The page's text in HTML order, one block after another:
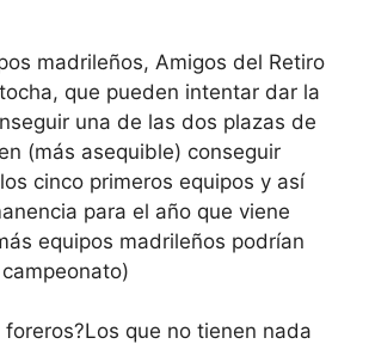
madrileños, Amigos del Retiro
que pueden intentar dar la
una de las dos plazas de
(más asequible) conseguir
cinco primeros equipos y así
para el año que viene
equipos madrileños podrían
foreros?Los que no tienen nada